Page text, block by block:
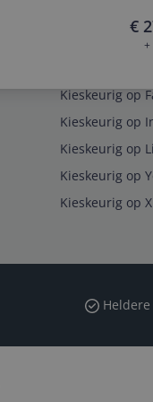
€
+
Kieskeurig op
Kieskeurig op
Kieskeurig op
Kieskeurig op
Kieskeurig op X